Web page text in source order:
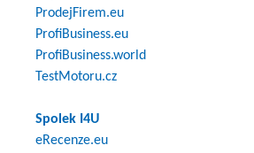
ProdejFirem.eu
ProfiBusiness.eu
ProfiBusiness.world
TestMotoru.cz
Spolek I4U
eRecenze.eu